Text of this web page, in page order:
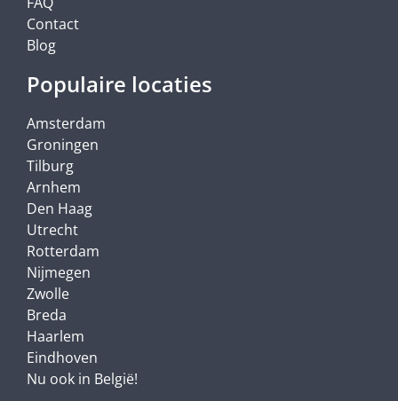
Contact
Blog
Populaire locaties
Amsterdam
Groningen
Tilburg
Arnhem
Den Haag
Utrecht
Rotterdam
Nijmegen
Zwolle
Breda
Haarlem
Eindhoven
Nu ook in België!